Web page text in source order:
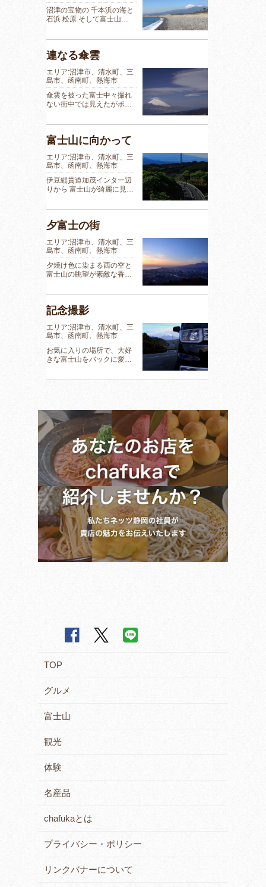
沼津の宝物の 千本浜の海と
石浜 松原 そして富士山…
連なる傘雲
エリア:沼津市、清水町、三
島市、函南町、熱海市
傘雲を被った富士中々撮れ
ない街中では見えたがポ…
富士山に向かって
エリア:沼津市、清水町、三
島市、函南町、熱海市
伊豆縦貫道加茂インター辺
りから 富士山が綺麗に見…
夕富士の街
エリア:沼津市、清水町、三
島市、函南町、熱海市
夕焼け色に染まる西の空と
富士山の眺望が素敵な香…
記念撮影
エリア:沼津市、清水町、三
島市、函南町、熱海市
お気に入りの場所で、大好
きな富士山をバックに愛…
TOP
グルメ
富士山
観光
体験
名産品
chafukaとは
プライバシー・ポリシー
リンクバナーについて